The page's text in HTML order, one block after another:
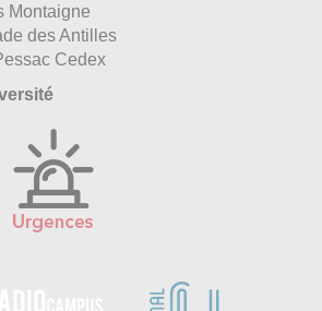
Montaigne
des Antilles
Cedex